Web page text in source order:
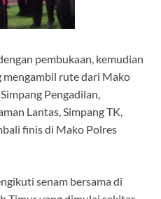
pembukaan, kemudian
rute dari Mako
Pengadilan,
Lantas, Simpang TK,
finis di Mako Polres
senam bersama di